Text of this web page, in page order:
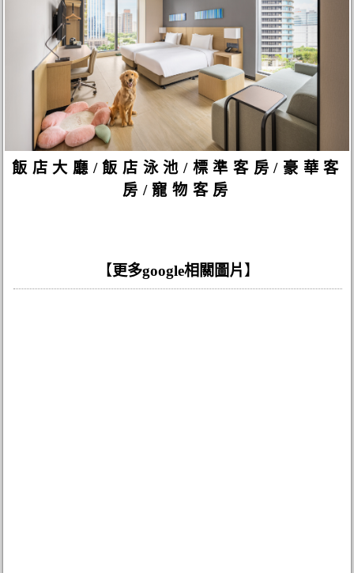
飯店大廳/飯店泳池/標準客房/豪華客
房/寵物客房
【更多google相關圖片 】